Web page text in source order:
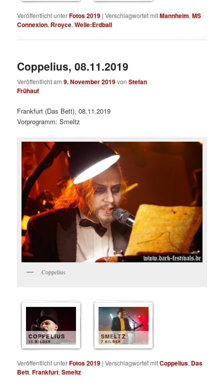
Veröffentlicht unterFotos 2019 |Verschlagwortet mitMannheim,MS
Connexion, Rroyce,Welle:Erdball
Coppelius, 08.11.2019
Veröffentlicht am9. November 2019vonStefan
Frühauf
Frankfurt (Das Bett), 08.11.2019
Vorprogramm: Smeltz
Coppelius
COPPELIUS
15 BILDER
SMELTZ
7 BILDER
Veröffentlicht unterFotos 2019 |Verschlagwortet mitCoppelius, Das
Bett,Frankfurt,Smeltz